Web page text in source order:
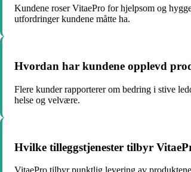
Kundene roser VitaePro for hjelpsom og
utfordringer kundene måtte ha.
Hvordan har kundene opplevd
Flere kunder rapporterer om bedring i stive
helse og velvære.
Hvilke tilleggstjenester tilbyr